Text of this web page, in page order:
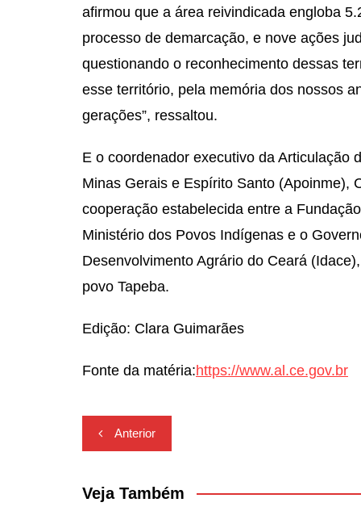
afirmou que a área reivindicada engloba
processo de demarcação, e nove ações
questionando o reconhecimento dessas
esse território, pela memória dos nossos
gerações”, ressaltou.
E o coordenador executivo da Articulação
Minas Gerais e Espírito Santo (Apoinme),
cooperação estabelecida entre a
Ministério dos Povos Indígenas e o
Desenvolvimento Agrário do Ceará
povo Tapeba.
Edição: Clara Guimarães
Fonte da matéria:https://www.al.ce.gov.br
Navegação
de
Post
Anterior
Veja Também